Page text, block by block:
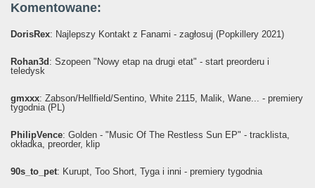
Komentowane:
DorisRex: Najlepszy Kontakt z Fanami - zagłosuj (Popkillery 2021)
Rohan3d : Szopeen "Nowy etap na drugi etat" - start preorderu i
teledysk
gmxxx: Żabson/Hellfield/Sentino, White 2115, Malik, Wane... - premiery
tygodnia (PL)
PhilipVence: Golden - "Music Of The Restless Sun EP" - tracklista,
okładka, preorder, klip
90s_to_pet: Kurupt, Too Short, Tyga i inni - premiery tygodnia